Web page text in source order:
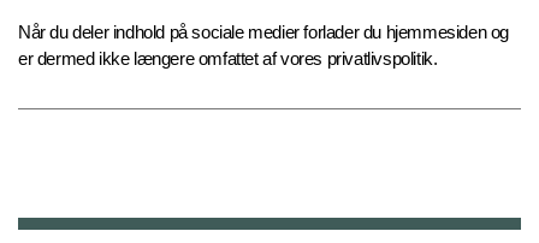
Når du deler indhold på sociale medier forlader du hjemmesiden og
er dermed ikke længere omfattet af vores privatlivspolitik.